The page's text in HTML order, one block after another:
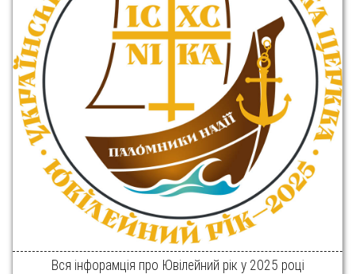
Вся інфорамція про Ювілейний рік у 2025 році